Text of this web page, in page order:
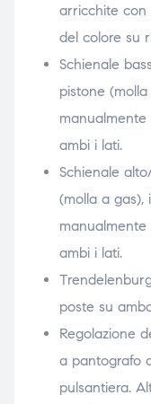
arricchite con
del colore su
Schienale
pistone
manualmente
ambi i lati.
Schienale
(molla a gas),
manualmente
ambi i lati.
poste su
Regolazione
a pantografo
pulsantiera.